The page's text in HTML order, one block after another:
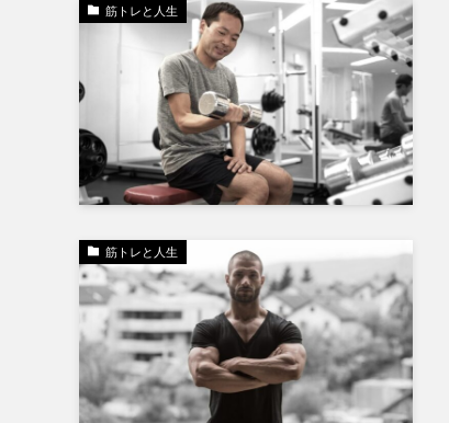
筋トレと人生
筋トレと人生